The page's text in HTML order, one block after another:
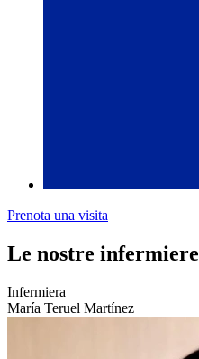
Prenota una visita
Le nostre infermiere
Infermiera
María Teruel Martínez